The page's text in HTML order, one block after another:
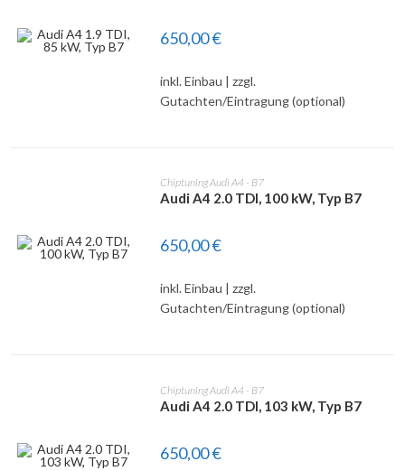
650,00€
inkl. Einbau | zzgl.
Gutachten/Eintragung (optional)
Chiptuning Audi A4 - B7
Audi A4 2.0 TDI, 100 kW, Typ B7
650,00€
inkl. Einbau | zzgl.
Gutachten/Eintragung (optional)
Chiptuning Audi A4 - B7
Audi A4 2.0 TDI, 103 kW, Typ B7
650,00€